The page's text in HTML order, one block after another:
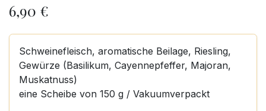
6,90 €
Schweinefleisch, aromatische Beilage, Riesling,
Gewürze (Basilikum, Cayennepfeffer, Majoran,
Muskatnuss)
eine Scheibe von 150 g / Vakuumverpackt